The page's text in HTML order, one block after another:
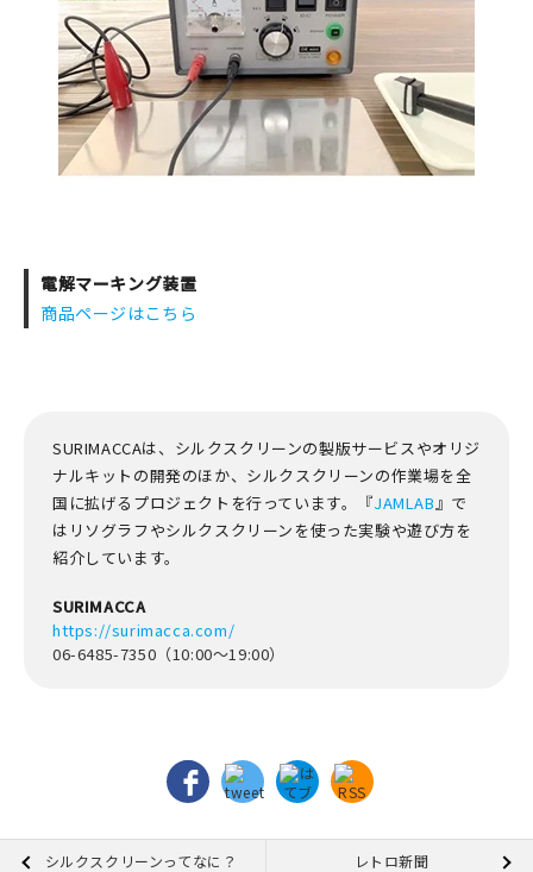
電解マーキング装置
商品ページはこちら
SURIMACCAは、シルクスクリーンの製版サービスやオリジ
ナルキットの開発のほか、シルクスクリーンの作業場を全
国に拡げるプロジェクトを行っています。『JAMLAB』で
はリソグラフやシルクスクリーンを使った実験や遊び方を
紹介しています。
SURIMACCA
https://surimacca.com/
06-6485-7350（10:00～19:00）
シルクスクリーンってなに？ レトロ新聞